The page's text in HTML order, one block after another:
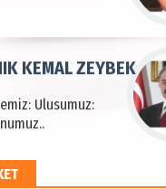
Ulusumuz:
KEMAL ZEYBEK
HAYRİ PEKER